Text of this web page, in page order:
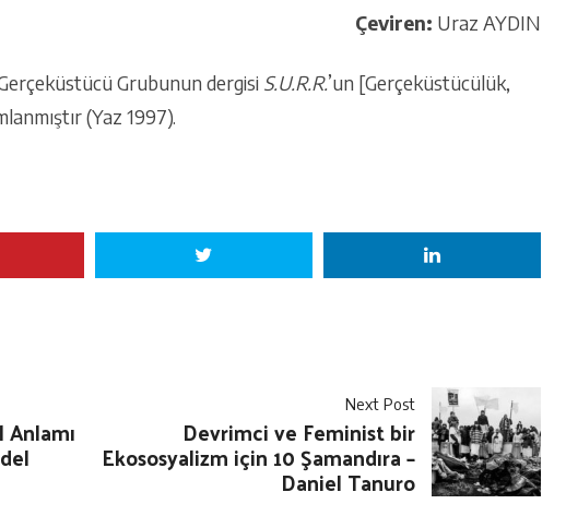
Çeviren: Uraz AYDIN
Grubunun dergisi S.U.R.R.’un [Gerçeküstücülük,
(Yaz 1997).
Next Post
Devrimci ve Feminist bir
Ekososyalizm için 10 Şamandıra –
Daniel Tanuro